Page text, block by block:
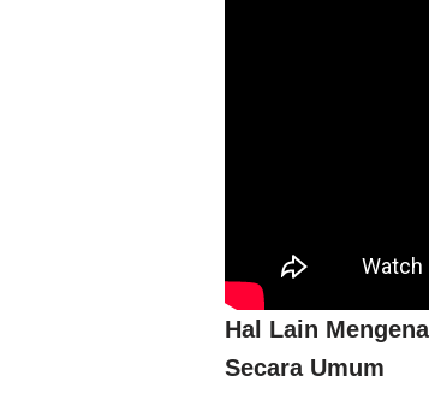
Hal Lain
Secara Umum